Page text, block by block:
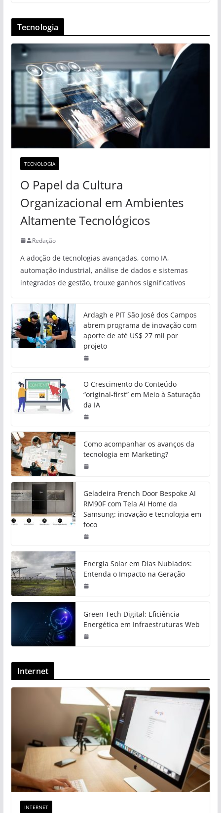
Tecnologia
TECNOLOGIA
O Papel da Cultura
Organizacional em Ambientes
Altamente Tecnológicos
Redação
A adoção de tecnologias avançadas, como IA,
automação industrial, análise de dados e sistemas
integrados de gestão, trouxe ganhos significativos
Ardagh e PIT São José dos Campos
abrem programa de inovação com
aporte de até US$ 27 mil por
projeto
O Crescimento do Conteúdo
“original-first” em Meio à Saturação
da IA
Como acompanhar os avanços da
tecnologia em Marketing?
Geladeira French Door Bespoke AI
RM90F com Tela AI Home da
Samsung: inovação e tecnologia em
foco
Energia Solar em Dias Nublados:
Entenda o Impacto na Geração
Green Tech Digital: Eficiência
Energética em Infraestruturas Web
Internet
INTERNET